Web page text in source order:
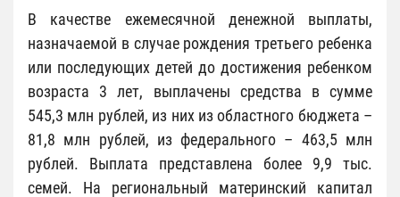
В качестве ежемесячной денежной выплаты,
назначаемой в случае рождения третьего ребенка
или последующих детей до достижения ребенком
возраста 3 лет, выплачены средства в сумме
545,3 млн рублей, из них из областного бюджета –
81,8 млн рублей, из федерального – 463,5 млн
рублей. Выплата представлена более 9,9 тыс.
семей. На региональный материнский капитал